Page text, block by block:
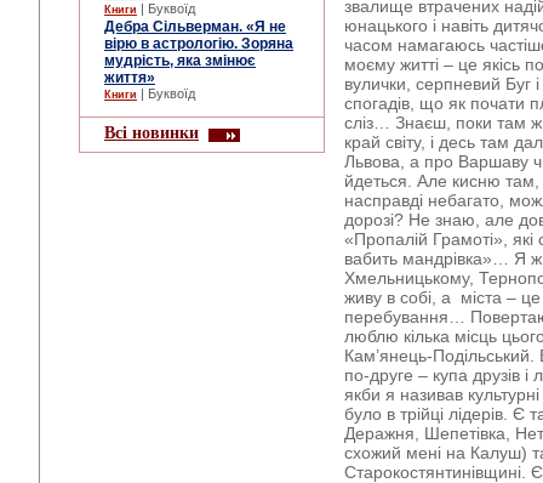
Книги | Буквоїд
Дебра Сільверман. «Я не
вірю в астрологію. Зоряна
мудрість, яка змінює
життя»
Книги | Буквоїд
Всі новинки
звалище втрачених
юнацького і навіть
часом намагаюсь
моєму житті – це якісь
вулички, серпневий Буг
спогадів, що як почати
сліз… Знаєш, поки там
край світу, і десь там
Львова, а про Варшаву
йдеться. Але кисню
насправді небагато,
дорозі? Не знаю, але
«Пропалій Грамоті»,
вабить мандрівка»… Я ж
Хмельницькому,
живу в собі, а міста –
перебування…
люблю кілька місць
Кам’янець-
по-друге – купа друзів
якби я називав
було в трійці лідерів. Є
Деражня, Шепетівка,
схожий мені на Калуш)